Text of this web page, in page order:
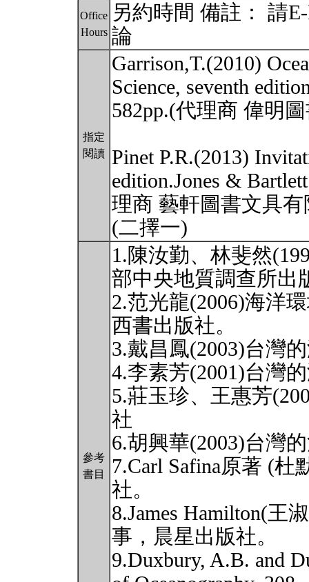
Office
Hours
另約時間 備註： 請
論
指定
閱讀
Garrison,T.(2010)
Science, seventh
582pp.(代理商 偉明
Pinet P.R.(2013)
edition.Jones &
理商 藝軒圖書文具
(二擇一)
參考
書目
1.陳汝勤、林斐然
部中央地質調查所出
2.范光龍(2006)海洋
西書出版社。
3.戴昌鳳(2003)台灣
4.李素芳(2001)台灣
5.莊玉珍、王惠芳
社
6.胡興華(2003)台灣
7.Carl Safina原著 (
社。
8.James Hamilton(王
事，晨星出版社。
9.Duxbury, A.B. and